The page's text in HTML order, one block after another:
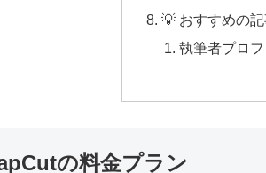
💡 おすすめの
執筆者プロ
の料金プラン